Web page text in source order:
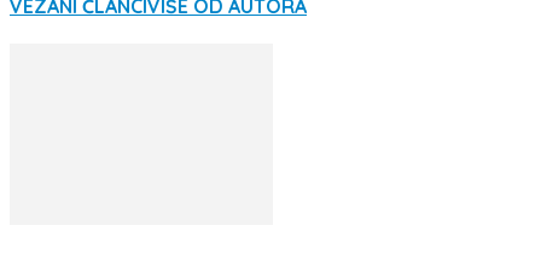
VEZANI ČLANCIVIŠE OD AUTORA